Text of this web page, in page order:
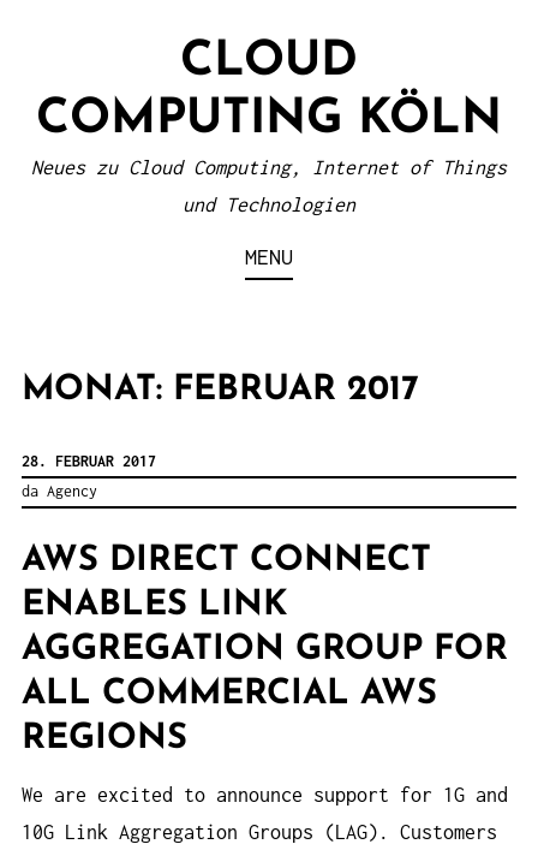
CLOUD
COMPUTING KÖLN
Neues zu Cloud Computing, Internet of Things
und Technologien
MENU
MONAT: FEBRUAR 2017
28. FEBRUAR 2017
da Agency
AWS DIRECT CONNECT
ENABLES LINK
AGGREGATION GROUP FOR
ALL COMMERCIAL AWS
REGIONS
We are excited to announce support for 1G and
10G Link Aggregation Groups (LAG). Customers